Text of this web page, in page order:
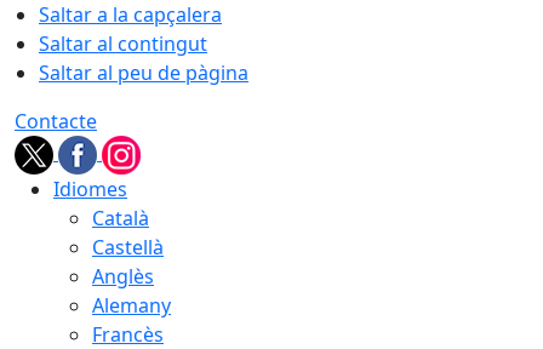
Saltar a la capçalera
Saltar al contingut
Saltar al peu de pàgina
Contacte
Idiomes
Català
Castellà
Anglès
Alemany
Francès